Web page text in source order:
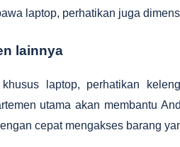
laptop, perhatikan juga
lainnya
laptop, perhatikan
utama akan membantu
cepat mengakses barang